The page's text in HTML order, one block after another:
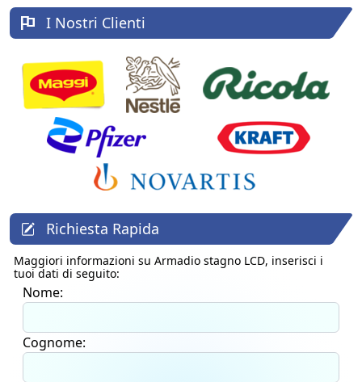
I Nostri Clienti
Richiesta Rapida
Maggiori informazioni su Armadio stagno LCD, inserisci i
tuoi dati di seguito:
Nome:
Cognome: